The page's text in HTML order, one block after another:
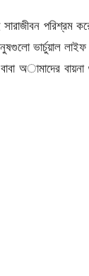
পরিশ্রম
ভার্চুয়াল
অামাদের